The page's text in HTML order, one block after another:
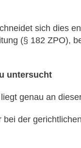
sich dies
(§ 182 ZPO),
untersucht
genau an
der